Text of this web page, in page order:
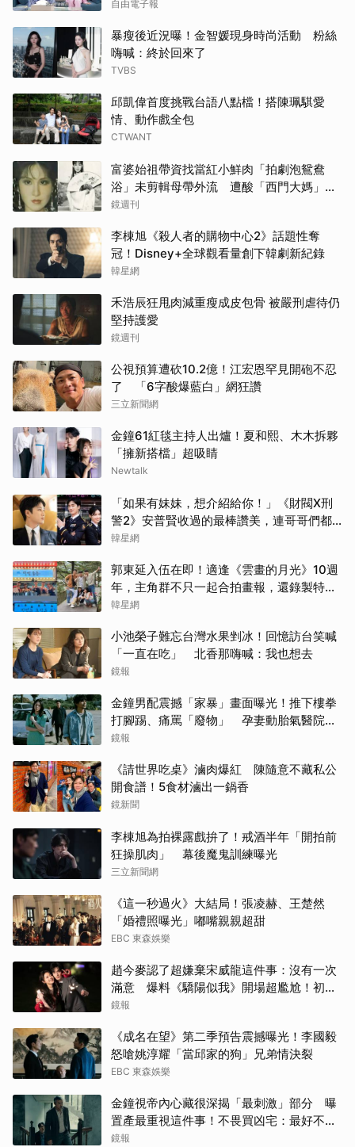
山
許楠
金宣
自由電子報
暴瘦後近況曝！金智媛現身時尚活動 粉絲
嗨喊：終於回來了
TVBS
邱凱偉首度挑戰台語八點檔！搭陳珮騏愛
情、動作戲全包
CTWANT
富婆始祖帶資找當紅小鮮肉「拍劇泡鴛鴦
浴」未剪輯母帶外流 遭酸「西門大媽」真
實年齡曝
鏡週刊
李棟旭《殺人者的購物中心2》話題性奪
冠！Disney+全球觀看量創下韓劇新紀錄
韓星網
禾浩辰狂甩肉減重瘦成皮包骨 被嚴刑虐待仍
堅持護愛
鏡週刊
公視預算遭砍10.2億！江宏恩罕見開砲不忍
了 「6字酸爆藍白」網狂讚
三立新聞網
金鐘61紅毯主持人出爐！夏和熙、木木拆夥
「擁新搭檔」超吸睛
Newtalk
「如果有妹妹，想介紹給你！」《財閥X刑
警2》安普賢收過的最棒讚美，連哥哥們都
認證的好品格～
韓星網
郭東延入伍在即！適逢《雲畫的月光》10週
年，主角群不只一起合拍畫報，還錄製特別
節目
韓星網
小池榮子難忘台灣水果剉冰！回憶訪台笑喊
「一直在吃」 北香那嗨喊：我也想去
鏡報
金鐘男配震撼「家暴」畫面曝光！推下樓拳
打腳踢、痛罵「廢物」 孕妻動胎氣醫院爆
激烈衝突
鏡報
《請世界吃桌》滷肉爆紅 陳隨意不藏私公
開食譜！5食材滷出一鍋香
鏡新聞
李棟旭為拍裸露戲拚了！戒酒半年「開拍前
狂操肌肉」 幕後魔鬼訓練曝光
三立新聞網
《這一秒過火》大結局！張凌赫、王楚然
「婚禮照曝光」嘟嘴親親超甜
EBC 東森娛樂
趙今麥認了超嫌棄宋威龍這件事：沒有一次
滿意 爆料《驕陽似我》開場超尷尬！初見
面就上演親密戲
鏡報
《成名在望》第二季預告震撼曝光！李國毅
怒嗆姚淳耀「當邱家的狗」兄弟情決裂
EBC 東森娛樂
金鐘視帝內心藏很深揭「最刺激」部分 曝
置產最重視這件事！不畏買凶宅：最好不要
知道
鏡報